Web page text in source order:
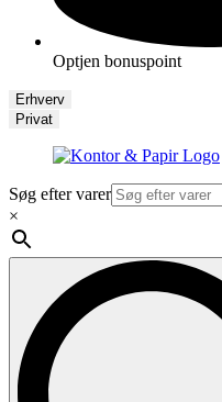
Optjen bonuspoint
Erhverv
Privat
Søg efter varer
×